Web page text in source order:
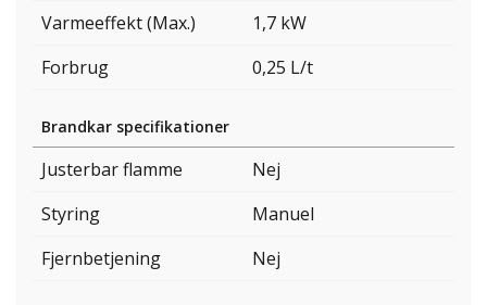
Varmeeffekt (Max.)
1,7 kW
Forbrug
0,25 L/t
Brandkar specifikationer
Justerbar flamme
Nej
Styring
Manuel
Fjernbetjening
Nej